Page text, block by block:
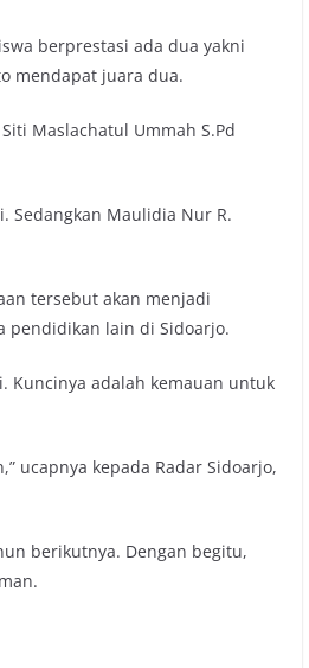
berprestasi ada dua yakni
mendapat juara dua.
Maslachatul Ummah S.Pd
Sedangkan Maulidia Nur R.
tersebut akan menjadi
pendidikan lain di Sidoarjo.
Kuncinya adalah kemauan untuk
ucapnya kepada Radar Sidoarjo,
berikutnya. Dengan begitu,